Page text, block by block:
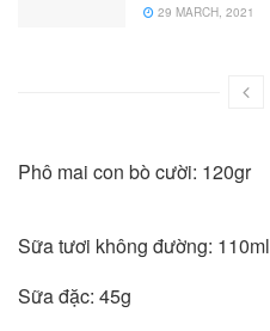
29 MARCH, 2021
Phô mai con bò cười: 120gr
Sữa tươi không đường: 110ml
Sữa đặc: 45g